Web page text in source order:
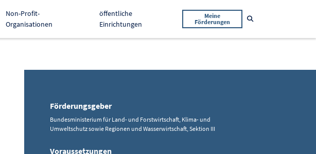
Non-Profit-
Organisationen
öffentliche
Einrichtungen
Meine
Förderungen
Förderungsgeber
Bundesministerium für Land- und Forstwirtschaft, Klima- und
Umweltschutz sowie Regionen und Wasserwirtschaft, Sektion III
Voraussetzungen